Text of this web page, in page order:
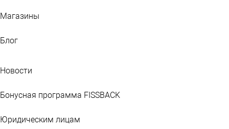
Магазины
Блог
Новости
Бонусная программа FISSBACK
Юридическим лицам